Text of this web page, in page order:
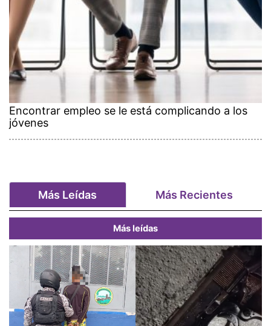
Encontrar empleo se le está complicando a los
jóvenes
Más Leídas Más Recientes
Más leídas